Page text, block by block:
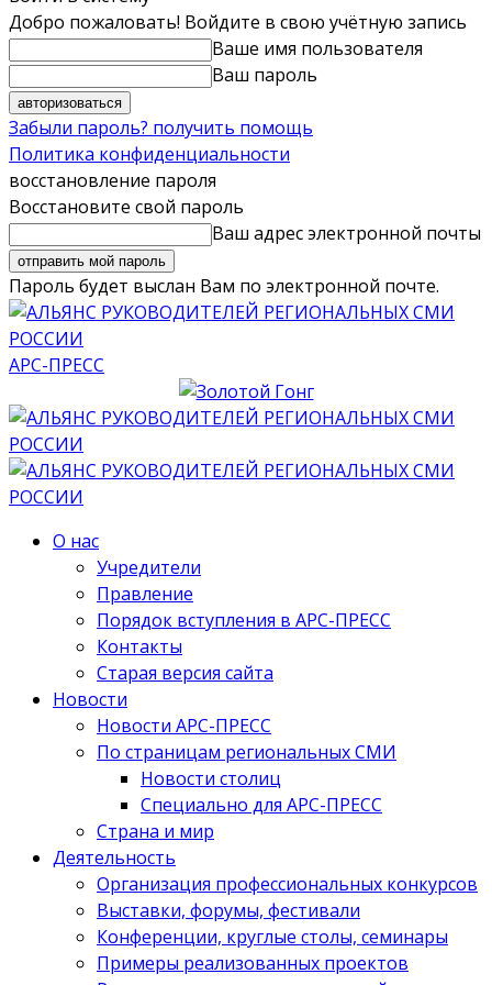
Добро пожаловать! Войдите в свою учётную запись
Ваше имя пользователя
Ваш пароль
Забыли пароль? получить помощь
Политика конфиденциальности
восстановление пароля
Восстановите свой пароль
Ваш адрес электронной почты
Пароль будет выслан Вам по электронной почте.
АРС-ПРЕСС
О нас
Учредители
Правление
Порядок вступления в АРС-ПРЕСС
Контакты
Старая версия сайта
Новости
Новости АРС-ПРЕСС
По страницам региональных СМИ
Новости столиц
Специально для АРС-ПРЕСС
Страна и мир
Деятельность
Организация профессиональных конкурсов
Выставки, форумы, фестивали
Конференции, круглые столы, семинары
Примеры реализованных проектов